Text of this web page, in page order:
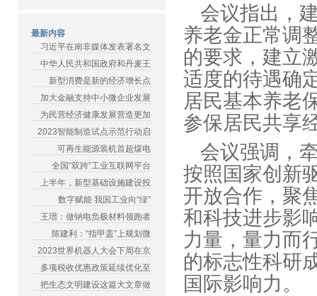
最新内容
习近平在南非媒体发表署名文
中华人民共和国政府和丹麦王
新型消费是新的经济增长点
加大金融支持中小微企业发展
为民营经济健康发展营造更加
2023智能制造试点示范行动启
可再生能源装机首超煤电
全国“双跨”工业互联网平台
上半年，新型基础设施建设投
数字赋能 我国工业向“绿”
王瑨：做钠电负极材料领跑者
陈建利：“指甲盖”上规划微
2023世界机器人大会下周在京
多项税收优惠政策延续优化至
把生态文明建设这篇大文章做
会议指出，
养老金正常调
的要求，建立
适度的待遇确
居民基本养老
参保居民共
会议强调，
按照国家创新
开放合作，聚
和科技进步影
力量，量力而
的标志性科研
国际影响